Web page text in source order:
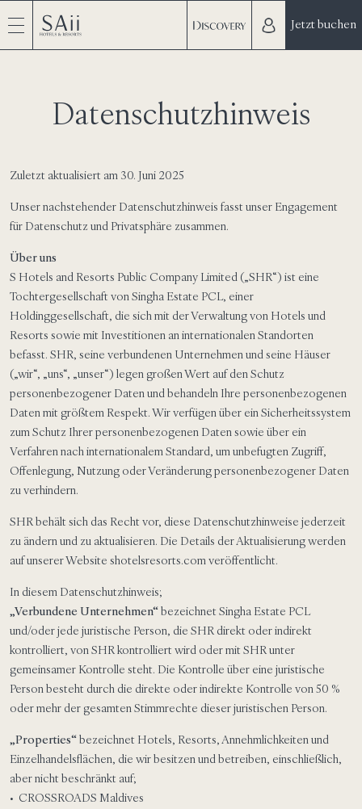
Jetzt buchen
Datenschutzhinweis
Zuletzt aktualisiert am 30. Juni 2025
Unser nachstehender Datenschutzhinweis fasst unser Engagement
für Datenschutz und Privatsphäre zusammen.
Über uns
S Hotels and Resorts Public Company Limited („SHR“) ist eine
Tochtergesellschaft von Singha Estate PCL, einer
Holdinggesellschaft, die sich mit der Verwaltung von Hotels und
Resorts sowie mit Investitionen an internationalen Standorten
befasst. SHR, seine verbundenen Unternehmen und seine Häuser
(„wir“, „uns“, „unser“) legen großen Wert auf den Schutz
personenbezogener Daten und behandeln Ihre personenbezogenen
Daten mit größtem Respekt. Wir verfügen über ein Sicherheitssystem
zum Schutz Ihrer personenbezogenen Daten sowie über ein
Verfahren nach internationalem Standard, um unbefugten Zugriff,
Offenlegung, Nutzung oder Veränderung personenbezogener Daten
zu verhindern.
SHR behält sich das Recht vor, diese Datenschutzhinweise jederzeit
zu ändern und zu aktualisieren. Die Details der Aktualisierung werden
auf unserer Website shotelsresorts.com veröffentlicht.
In diesem Datenschutzhinweis;
„Verbundene Unternehmen“bezeichnet Singha Estate PCL
und/oder jede juristische Person, die SHR direkt oder indirekt
kontrolliert, von SHR kontrolliert wird oder mit SHR unter
gemeinsamer Kontrolle steht. Die Kontrolle über eine juristische
Person besteht durch die direkte oder indirekte Kontrolle von 50 %
oder mehr der gesamten Stimmrechte dieser juristischen Person.
„Properties“bezeichnet Hotels, Resorts, Annehmlichkeiten und
Einzelhandelsflächen, die wir besitzen und betreiben, einschließlich,
aber nicht beschränkt auf;
• CROSSROADS Maldives